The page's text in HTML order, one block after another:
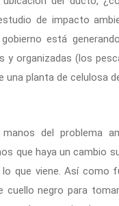
de impacto
está
y organizadas (los
planta de celulosa
del problema
que haya un cambio
que viene. Así como
negro para